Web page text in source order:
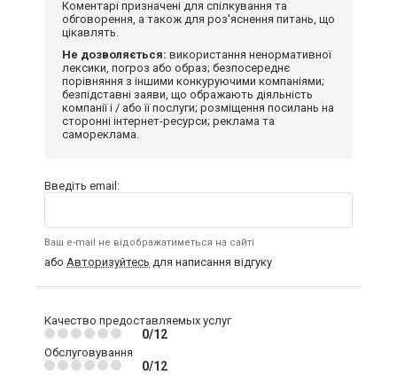
Коментарі призначені для спілкування та
обговорення, а також для роз'яснення питань, що
цікавлять.
Не дозволяється: використання ненормативної
лексики, погроз або образ; безпосереднє
порівняння з іншими конкуруючими компаніями;
безпідставні заяви, що ображають діяльність
компанії і / або її послуги; розміщення посилань на
сторонні інтернет-ресурси; реклама та
самореклама.
Введіть email:
Ваш e-mail не відображатиметься на сайті
або Авторизуйтесь для написання відгуку
Качество предоставляемых услуг
0/12
Обслуговування
0/12